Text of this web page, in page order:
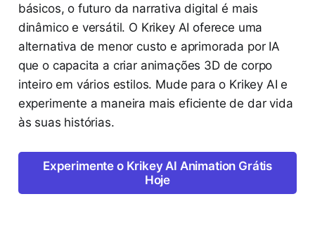
básicos, o futuro da narrativa digital é mais
dinâmico e versátil. O Krikey AI oferece uma
alternativa de menor custo e aprimorada por IA
que o capacita a criar animações 3D de corpo
inteiro em vários estilos. Mude para o Krikey AI e
experimente a maneira mais eficiente de dar vida
às suas histórias.
Experimente o Krikey AI Animation Grátis
Hoje